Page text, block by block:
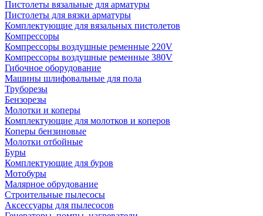
Пистолеты вязальные для арматуры
Пистолеты для вязки арматуры
Комплектующие для вязальных пистолетов
Компрессоры
Компрессоры воздушные ременные 220V
Компрессоры воздушные ременные 380V
Гибочное оборудование
Машины шлифовальные для пола
Труборезы
Бензорезы
Молотки и коперы
Комплектующие для молотков и коперов
Коперы бензиновые
Молотки отбойные
Буры
Комплектующие для буров
Мотобуры
Малярное обрудование
Строительные пылесосы
Аксессуары для пылесосов